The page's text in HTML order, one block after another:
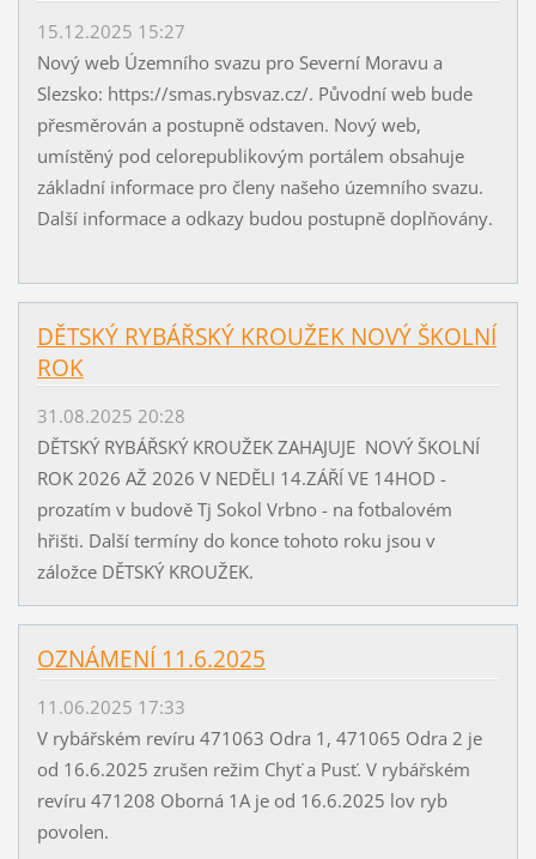
15.12.2025 15:27
Nový web Územního svazu pro Severní Moravu a
Slezsko: https://smas.rybsvaz.cz/. Původní web bude
přesměrován a postupně odstaven. Nový web,
umístěný pod celorepublikovým portálem obsahuje
základní informace pro členy našeho územního svazu.
Další informace a odkazy budou postupně doplňovány.
DĚTSKÝ RYBÁŘSKÝ KROUŽEK NOVÝ ŠKOLNÍ
ROK
31.08.2025 20:28
DĚTSKÝ RYBÁŘSKÝ KROUŽEK ZAHAJUJE NOVÝ ŠKOLNÍ
ROK 2026 AŽ 2026 V NEDĚLI 14.ZÁŘÍ VE 14HOD -
prozatím v budově Tj Sokol Vrbno - na fotbalovém
hřišti. Další termíny do konce tohoto roku jsou v
záložce DĚTSKÝ KROUŽEK.
OZNÁMENÍ 11.6.2025
11.06.2025 17:33
V rybářském revíru 471063 Odra 1, 471065 Odra 2 je
od 16.6.2025 zrušen režim Chyť a Pusť. V rybářském
revíru 471208 Oborná 1A je od 16.6.2025 lov ryb
povolen.